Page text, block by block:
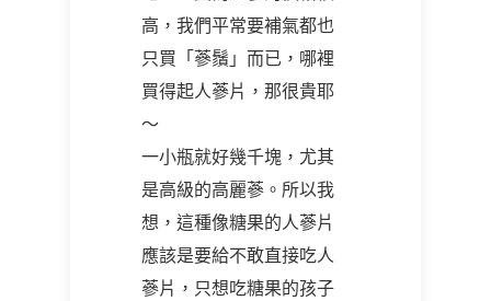
高，我們平常要補氣都也
只買「蔘鬚」而已，哪裡
買得起人蔘片，那很貴耶
～
一小瓶就好幾千塊，尤其
是高級的高麗蔘。所以我
想，這種像糖果的人蔘片
應該是要給不敢直接吃人
蔘片，只想吃糖果的孩子